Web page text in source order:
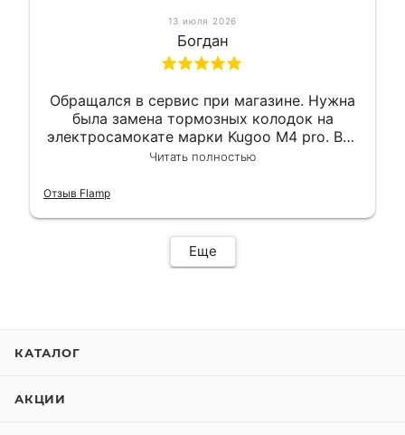
13 июля 2026
Богдан
Обращался в сервис при магазине. Нужна
была замена тормозных колодок на
электросамокате марки Kugoo M4 pro. Всё
сделали в лучшем виде и в максимально
гарантии, поэтому и обратился в этот
Читать полностью
Отзыв Flamp
Еще
КАТАЛОГ
АКЦИИ